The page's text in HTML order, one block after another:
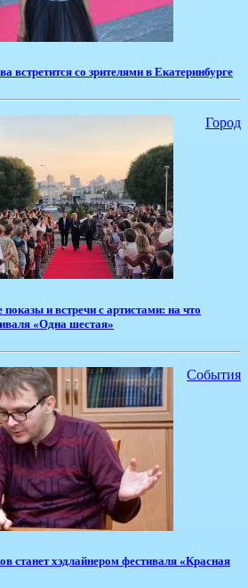
встретится со зрителями в Екатеринбурге
Город
и встречи с артистами: на что
«Одна шестая»
События
станет хэдлайнером фестиваля «Красная